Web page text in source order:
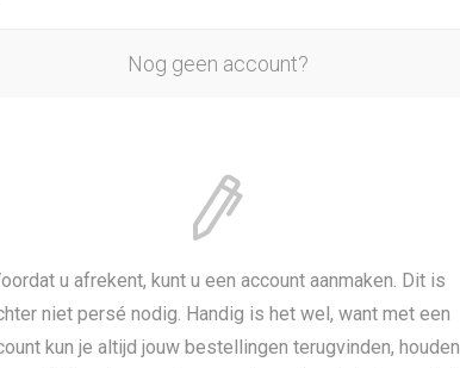
Nog geen account?
u afrekent, kunt u een account aanmaken. Dit is
niet persé nodig. Handig is het wel, want met een
kun je altijd jouw bestellingen terugvinden, houden